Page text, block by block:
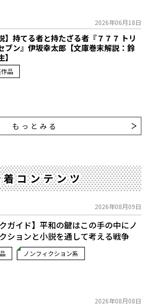
2026年06月18日
】持てる者と持たざる者――『７７７ トリ
ブン』伊坂幸太郎【文庫巻末解説：鈴
品
もっとみる
着コンテンツ
2026年08月09日
ガイド】平和の鍵はこの手の中に――ノ
ションと小説を通して考える戦争
ノンフィクション系
2026年08月08日